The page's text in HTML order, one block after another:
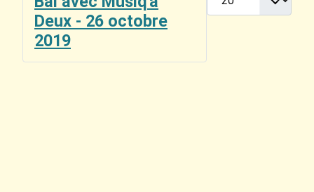
Deux - 26 octobre
2019